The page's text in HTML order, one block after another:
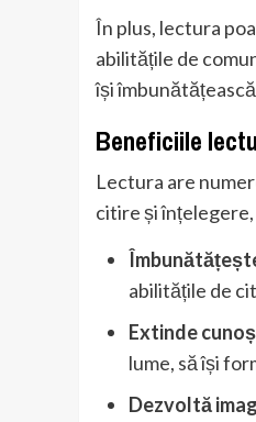
În plus, lectura
abilitățile de
își
Beneficiile
Lectura are
citire și
abilitățile de
Extinde
lume, să își
Dezvoltă